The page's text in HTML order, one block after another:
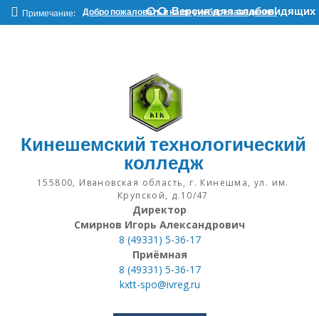
НаверхПримечание: Добро пожаловать в наше учебное заведение!
Версия для слабовидящих
Кинешемский технологический
колледж
155800, Ивановская область, г. Кинешма, ул. им.
Крупской, д.10/47
Директор
Смирнов Игорь Александрович
8 (49331) 5-36-17
Приёмная
8 (49331) 5-36-17
kxtt-spo@ivreg.ru